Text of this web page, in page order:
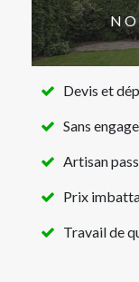
Devis et
Sans
Artisan
Prix
Travail de